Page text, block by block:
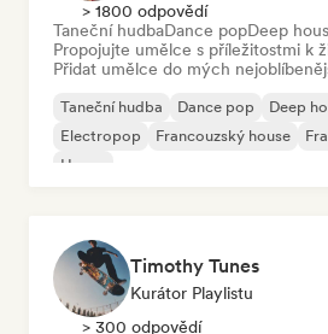
> 1800 odpovědí
Taneční hudbaDance popDeep
Propojujte umělce s příležitostmi k
Přidat umělce do mých
Taneční hudba Dance pop Deep
Electropop
Francouzský house
House
Timothy Tunes
Kurátor Playlistu
> 300 odpovědí